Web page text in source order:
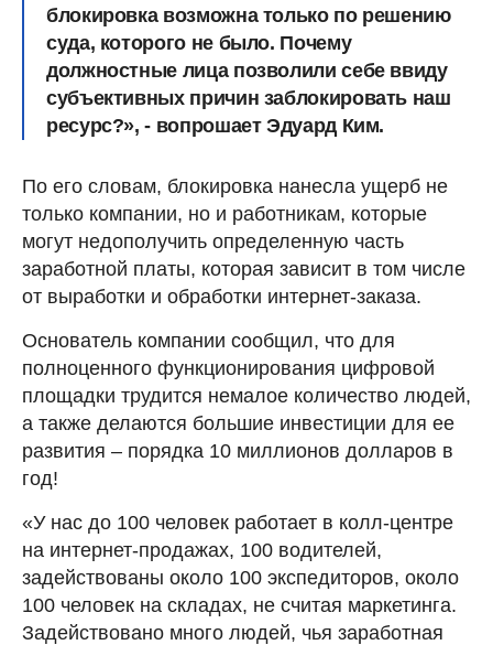
блокировка возможна только по решению
суда, которого не было. Почему
должностные лица позволили себе ввиду
субъективных причин заблокировать наш
ресурс?», - вопрошает Эдуард Ким.
По его словам, блокировка нанесла ущерб не
только компании, но и работникам, которые
могут недополучить определенную часть
заработной платы, которая зависит в том числе
от выработки и обработки интернет-заказа.
Основатель компании сообщил, что для
полноценного функционирования цифровой
площадки трудится немалое количество людей,
а также делаются большие инвестиции для ее
развития – порядка 10 миллионов долларов в
год!
«У нас до 100 человек работает в колл-центре
на интернет-продажах, 100 водителей,
задействованы около 100 экспедиторов, около
100 человек на складах, не считая маркетинга.
Задействовано много людей, чья заработная